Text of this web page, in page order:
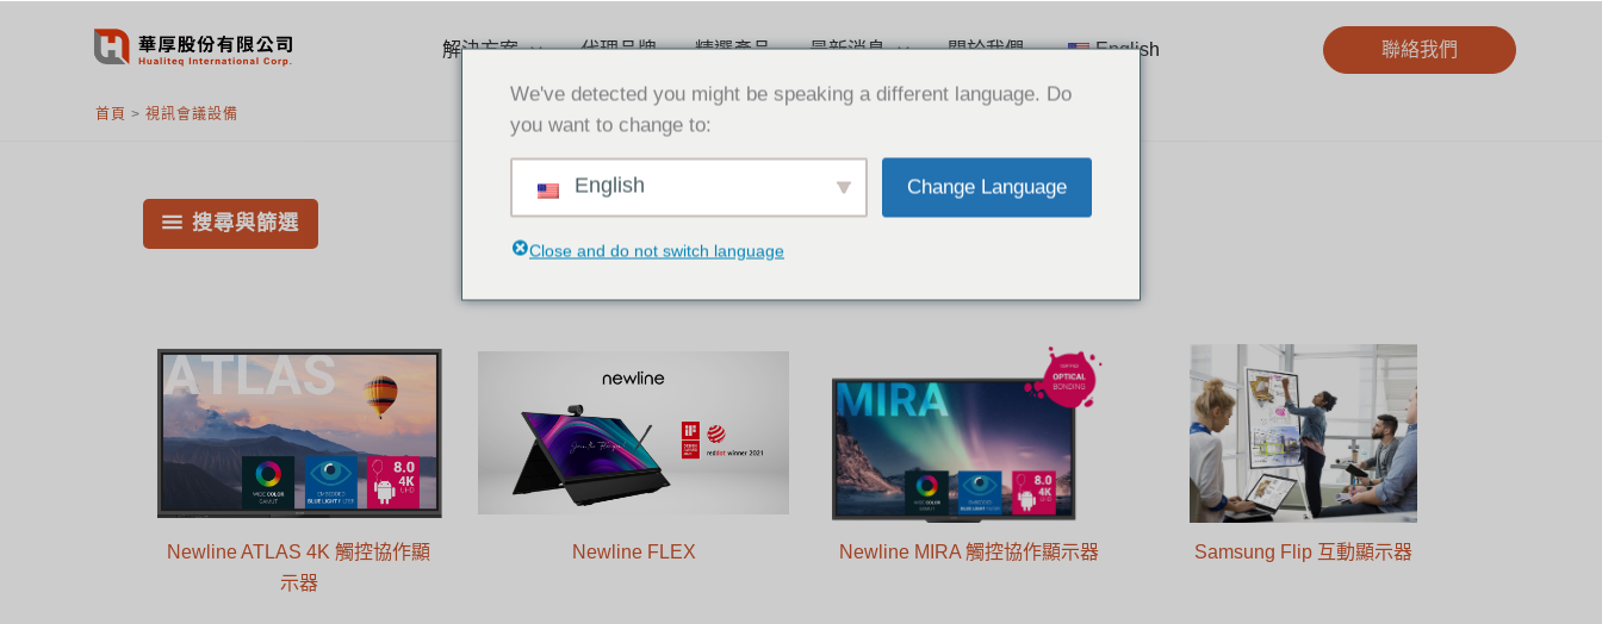
解決方案 代理品牌 精選產品 最新消息 關於我們 English 聯絡我們
首頁 > 視訊會議設備
搜尋與篩選
Newline ATLAS 4K 觸控協作顯
示器
Newline FLEX Newline MIRA 觸控協作顯示器 Samsung Flip 互動顯示器
We've detected you might be speaking a different language. Do
you want to change to:
English Change Language
Close and do not switch language